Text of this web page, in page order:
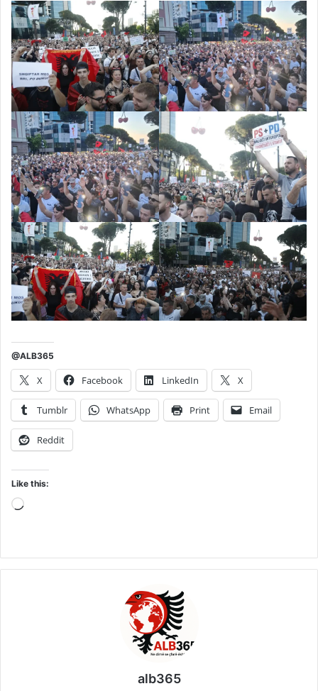
@ALB365
X Facebook LinkedIn X
Tumblr WhatsApp Print Email
Reddit
Like this:
Loading…
alb365